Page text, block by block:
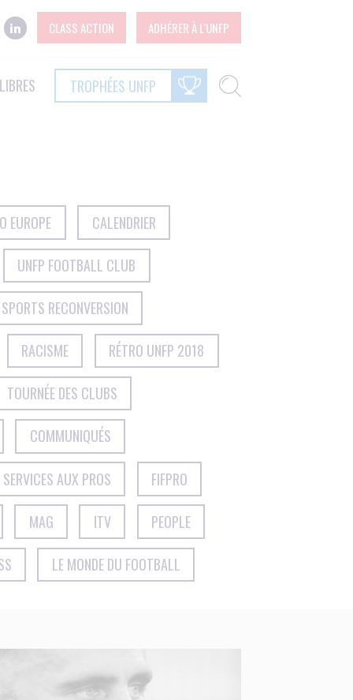
CLASS ACTION ADHÉRER À L'UNFP
TROPHÉES UNFP
EUROPE CALENDRIER
UNFP FOOTBALL CLUB
RECONVERSION
RACISME RÉTRO UNFP 2018
TOURNÉE DES CLUBS
COMMUNIQUÉS
SERVICES AUX PROS FIFPRO
MAG ITV PEOPLE
LE MONDE DU FOOTBALL